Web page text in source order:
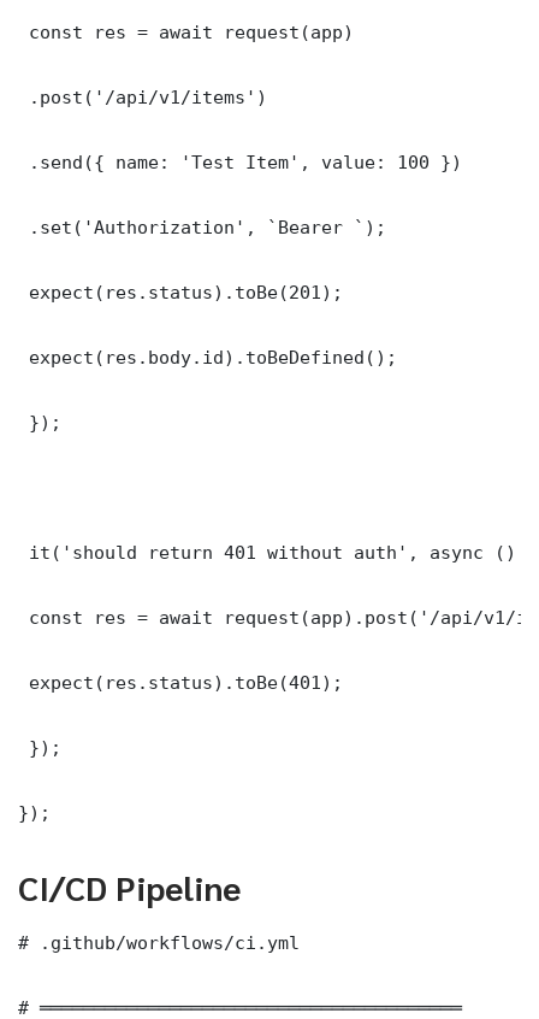
const res = await request(app)
.post('/api/v1/items')
.send({ name: 'Test Item', value: 100 })
.set('Authorization', `Bearer `);
expect(res.status).toBe(201);
expect(res.body.id).toBeDefined();
});
it('should return 401 without auth', async ()
const res = await request(app).post('/api/v1/
expect(res.status).toBe(401);
});
});
CI/CD Pipeline
# .github/workflows/ci.yml
# ═══════════════════════════════════════